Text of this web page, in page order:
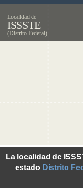
Localidad de
ISSSTE
(Distrito Federal)
La localidad de
estado Distrito